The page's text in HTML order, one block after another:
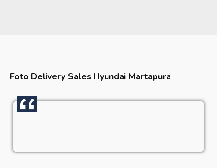
Foto Delivery Sales Hyundai Martapura